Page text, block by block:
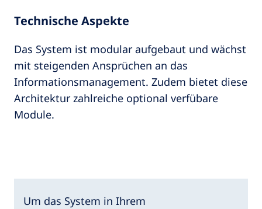
Technische Aspekte
Das System ist modular aufgebaut und wächst
mit steigenden Ansprüchen an das
Informationsmanagement. Zudem bietet diese
Architektur zahlreiche optional verfübare
Module.
Um das System in Ihrem